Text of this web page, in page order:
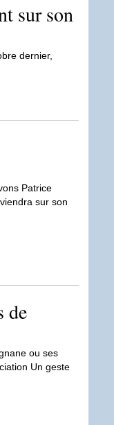
sur son
dernier,
Patrice
sur son
de
ou ses
Un geste